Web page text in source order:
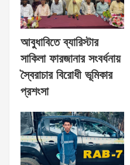
আবুধাবিতে ব্যারিস্টার
সাকিলা ফারজানার সংবর্ধনায়
স্বৈরাচার বিরোধী ভূমিকার
প্রশংসা